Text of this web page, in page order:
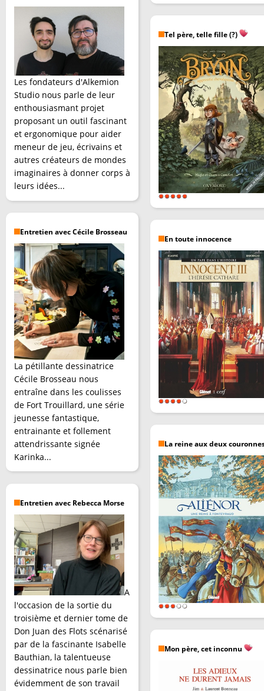
Les fondateurs d'Alkemion
Studio nous parle de leur
enthousiasmant projet
proposant un outil fascinant
et ergonomique pour aider
meneur de jeu, écrivains et
autres créateurs de mondes
imaginaires à donner corps à
leurs idées...
Entretien avec Cécile Brosseau
La pétillante dessinatrice
Cécile Brosseau nous
entraîne dans les coulisses
de Fort Trouillard, une série
jeunesse fantastique,
entrainante et follement
attendrissante signée
Karinka...
Entretien avec Rebecca Morse
A
l'occasion de la sortie du
troisième et dernier tome de
Don Juan des Flots scénarisé
par de la fascinante Isabelle
Bauthian, la talentueuse
dessinatrice nous parle bien
évidemment de son travail
Tel père, telle fille (?)
En toute innocence
La reine aux deux
Mon père, cet inconnu